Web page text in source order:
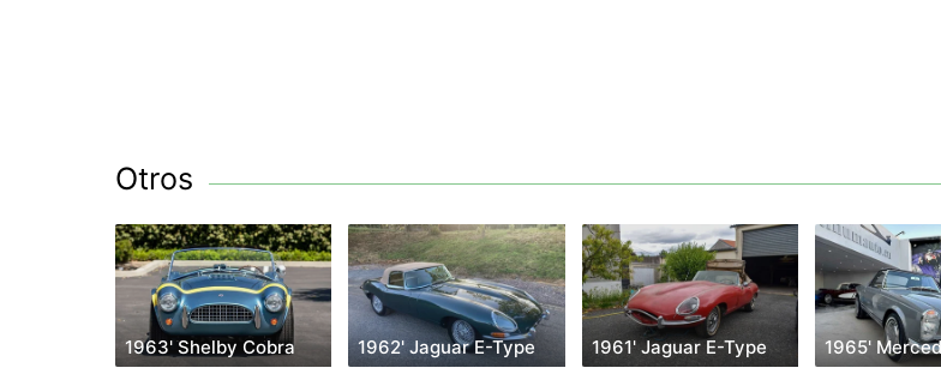
Otros
1963' Shelby Cobra 1962' Jaguar E-Type 1961' Jaguar E-Type